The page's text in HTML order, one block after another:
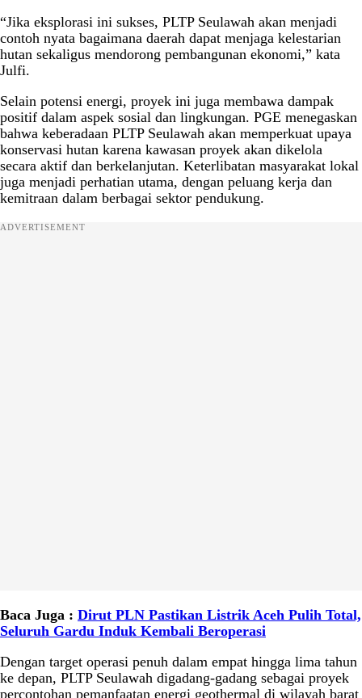
“Jika eksplorasi ini sukses, PLTP Seulawah akan menjadi
contoh nyata bagaimana daerah dapat menjaga kelestarian
hutan sekaligus mendorong pembangunan ekonomi,” kata
Julfi.
Selain potensi energi, proyek ini juga membawa dampak
positif dalam aspek sosial dan lingkungan. PGE menegaskan
bahwa keberadaan PLTP Seulawah akan memperkuat upaya
konservasi hutan karena kawasan proyek akan dikelola
secara aktif dan berkelanjutan. Keterlibatan masyarakat lokal
juga menjadi perhatian utama, dengan peluang kerja dan
kemitraan dalam berbagai sektor pendukung.
ADVERTISEMENT
Baca Juga : Dirut PLN Pastikan Listrik Aceh Pulih Total,
Seluruh Gardu Induk Kembali Beroperasi
Dengan target operasi penuh dalam empat hingga lima tahun
ke depan, PLTP Seulawah digadang-gadang sebagai proyek
percontohan pemanfaatan energi geothermal di wilayah barat